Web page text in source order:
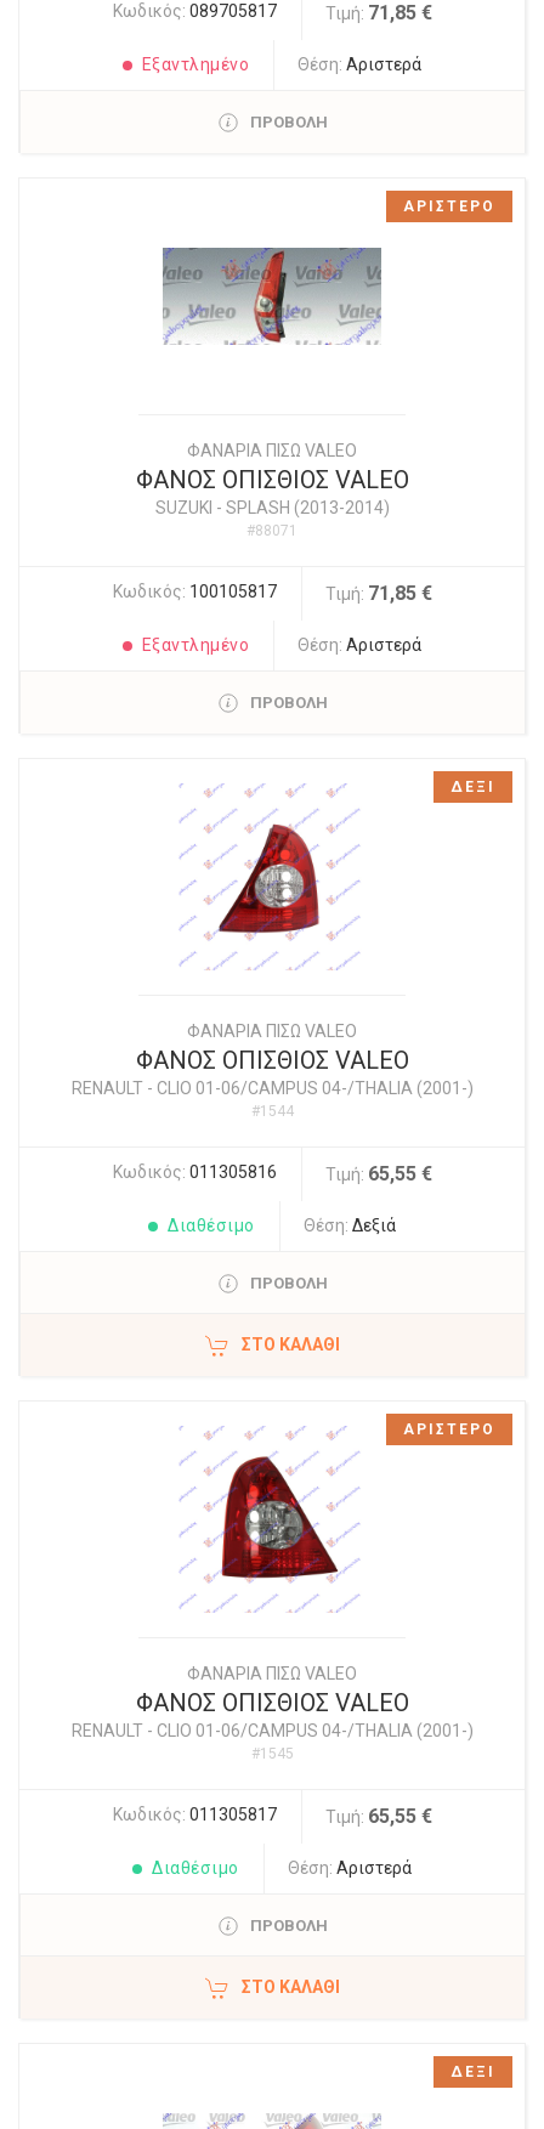
Κωδικός: 089705817 Τιμή: 71,85 €
Εξαντλημένο Θέση:Αριστερά
ΠΡΟΒΟΛΗ
ΦΑΝΑΡΙΑ ΠΙΣΩ VALEO
ΦΑΝΟΣ ΟΠΙΣΘΙΟΣ VALEO
SUZUKI - SPLASH (2013-2014)
#88071
Κωδικός: 100105817 Τιμή: 71,85 €
Εξαντλημένο Θέση:Αριστερά
ΠΡΟΒΟΛΗ
ΑΡΙΣΤΕΡΟ
ΦΑΝΑΡΙΑ ΠΙΣΩ VALEO
ΦΑΝΟΣ ΟΠΙΣΘΙΟΣ VALEO
RENAULT- CLIO 01-06/CAMPUS 04-/THALIA (2001-)
#1544
Κωδικός: 011305816 Τιμή: 65,55 €
Διαθέσιμο Θέση: Δεξιά
ΠΡΟΒΟΛΗ
ΣΤΟ ΚΑΛΆΘΙ
ΔΕΞΙ
ΦΑΝΑΡΙΑ ΠΙΣΩ VALEO
ΦΑΝΟΣ ΟΠΙΣΘΙΟΣ VALEO
RENAULT- CLIO 01-06/CAMPUS 04-/THALIA (2001-)
#1545
Κωδικός: 011305817 Τιμή: 65,55 €
Διαθέσιμο Θέση: Αριστερά
ΠΡΟΒΟΛΗ
ΣΤΟ ΚΑΛΆΘΙ
ΑΡΙΣΤΕΡΟ
ΔΕΞΙ